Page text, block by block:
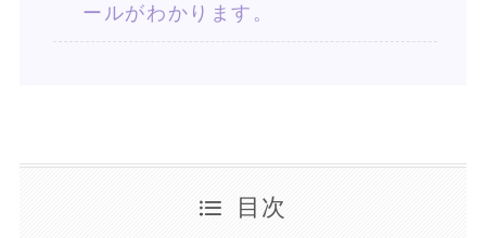
ールがわかります。
目次